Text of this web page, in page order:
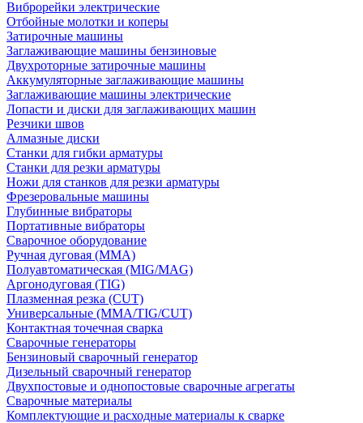
Виброрейки электрические
Отбойные молотки и коперы
Затирочные машины
Заглаживающие машины бензиновые
Двухроторные затирочные машины
Аккумуляторные заглаживающие машины
Заглаживающие машины электрические
Лопасти и диски для заглаживающих машин
Резчики швов
Алмазные диски
Станки для гибки арматуры
Станки для резки арматуры
Ножи для станков для резки арматуры
Фрезеровальные машины
Глубинные вибраторы
Портативные вибраторы
Сварочное оборудование
Ручная дуговая (MMA)
Полуавтоматическая (MIG/MAG)
Аргонодуговая (TIG)
Плазменная резка (CUT)
Универсальные (MMA/TIG/CUT)
Контактная точечная сварка
Сварочные генераторы
Бензиновый сварочный генератор
Дизельный сварочный генератор
Двухпостовые и однопостовые сварочные агрегаты
Сварочные материалы
Комплектующие и расходные материалы к сварке